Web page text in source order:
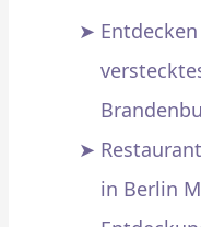
Entdecken
in Berlin